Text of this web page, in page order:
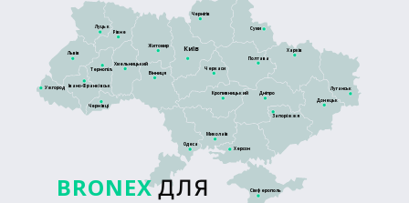
BRONEX ДЛЯ
Сімферополь
Луцьк
Київ
Житомир
Тернопіль
Рівне
Львів
Дніпро
Кропивницький
Харків
Полтава
Черкаси
Суми
Чернігів
Запоріжжя
Херсон
Донецьк
Луганськ
Ужгород
Чернівці
Вінниця
Хмельницький
Івано-Франківськ
Миколаїв
Одеса